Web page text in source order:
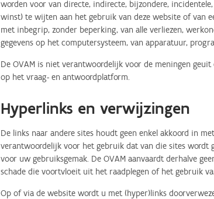
worden voor van directe, indirecte, bijzondere,
winst) te wijten aan het gebruik van deze website of van
met inbegrip, zonder beperking, van alle verliezen,
gegevens op het computersysteem, van apparatuur,
De OVAM is niet verantwoordelijk voor de meningen
op het vraag- en antwoordplatform.
Hyperlinks en verwijzingen
De links naar andere sites houdt geen enkel akkoord in
verantwoordelijk voor het gebruik dat van die sites wordt
voor uw gebruiksgemak. De OVAM aanvaardt derhalve
schade die voortvloeit uit het raadplegen of het gebruik
Op of via de website wordt u met (hyper)links